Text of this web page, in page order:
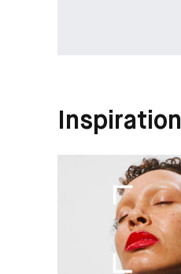
Inspiration